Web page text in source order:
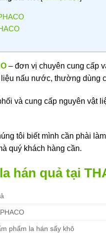
– đơn vị chuyên cung cấp
nấu nước, thường dùng
và cung cấp nguyên vật
tôi biết mình cần phài
quý khách hàng cần.
hán quả tại
phẩm la hán sấy khô